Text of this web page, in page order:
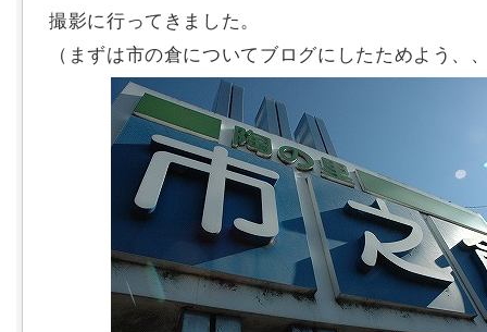
撮影に行ってきました。
（まずは市の倉についてブログにしたためよう、